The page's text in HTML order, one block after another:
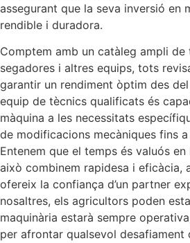
assegurant que la seva inversió en
rendible i duradora.
Comptem amb un catàleg ampli
segadores i altres equips, tots
garantir un rendiment òptim des
equip de tècnics qualificats és
màquina a les necessitats
de modificacions mecàniques fins
Entenem que el temps és valuós
això combinem rapidesa i eficàcia,
ofereix la confiança d’un partner
nosaltres, els agricultors poden
maquinària estarà sempre
per afrontar qualsevol desafiament